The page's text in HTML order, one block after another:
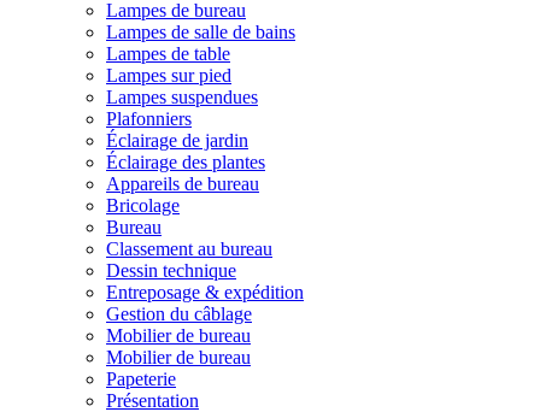
Lampes de bureau
Lampes de salle de bains
Lampes de table
Lampes sur pied
Lampes suspendues
Plafonniers
Éclairage de jardin
Éclairage des plantes
Appareils de bureau
Bricolage
Bureau
Classement au bureau
Dessin technique
Entreposage & expédition
Gestion du câblage
Mobilier de bureau
Mobilier de bureau
Papeterie
Présentation